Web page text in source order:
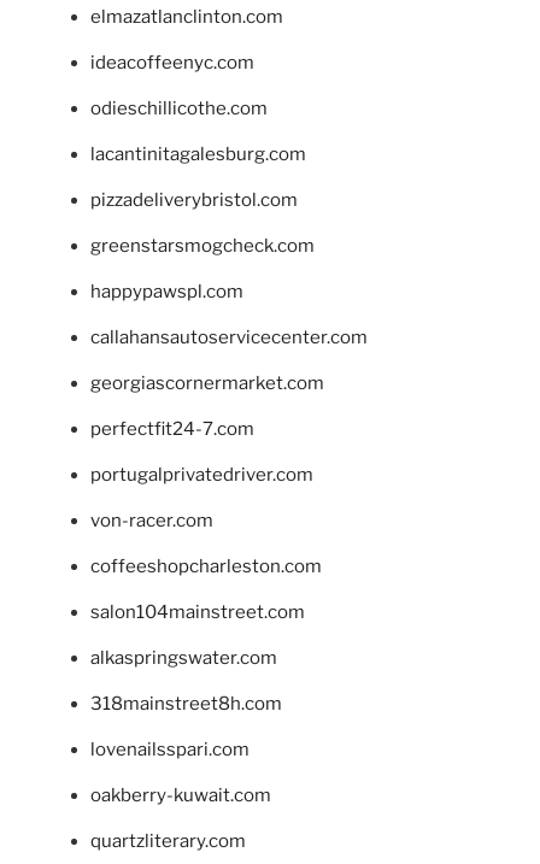
elmazatlanclinton.com
ideacoffeenyc.com
odieschillicothe.com
lacantinitagalesburg.com
pizzadeliverybristol.com
greenstarsmogcheck.com
happypawspl.com
callahansautoservicecenter.com
georgiascornermarket.com
perfectfit24-7.com
portugalprivatedriver.com
von-racer.com
coffeeshopcharleston.com
salon104mainstreet.com
alkaspringswater.com
318mainstreet8h.com
lovenailsspari.com
oakberry-kuwait.com
quartzliterary.com